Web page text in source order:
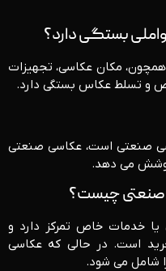
بستگی دارد؟
مکان عکاسی، تجهیزات
و تسلط عکاس بستگی دارد.
صنعتی است، عکاسی صنعتی
می دهد.
صنعتی چیست؟
خدمات خاص تمرکز دارد و
است. در حالی که عکاسی
شامل می شود.